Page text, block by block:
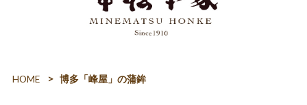
HOME 博多「峰屋」の蒲鉾